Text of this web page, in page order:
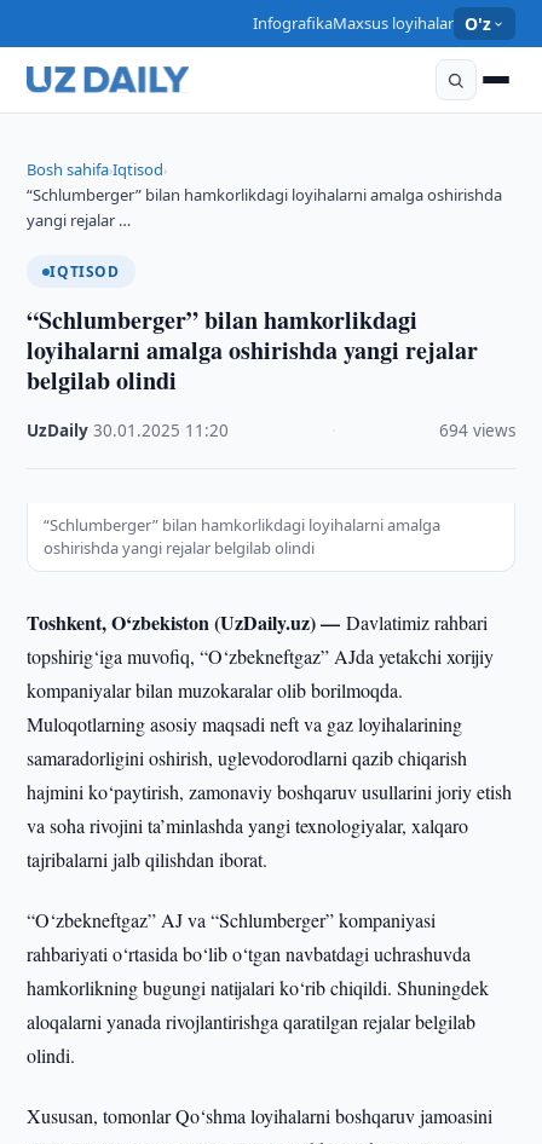
InfografikaMaxsus loyihalar O'z
Bosh sahifa›Iqtisod›
“Schlumberger” bilan hamkorlikdagi loyihalarni amalga oshirishda
yangi rejalar …
IQTISOD
“Schlumberger” bilan hamkorlikdagi
loyihalarni amalga oshirishda yangi rejalar
belgilab olindi
UzDaily ·30.01.2025 11:20 694 views
“Schlumberger” bilan hamkorlikdagi loyihalarni amalga
oshirishda yangi rejalar belgilab olindi
Toshkent, O‘zbekiston (UzDaily.uz) —Davlatimiz rahbari
topshirig‘iga muvofiq, “O‘zbekneftgaz” AJda yetakchi xorijiy
kompaniyalar bilan muzokaralar olib borilmoqda.
Muloqotlarning asosiy maqsadi neft va gaz loyihalarining
samaradorligini oshirish, uglevodorodlarni qazib chiqarish
hajmini ko‘paytirish, zamonaviy boshqaruv usullarini joriy etish
va soha rivojini ta’minlashda yangi texnologiyalar, xalqaro
tajribalarni jalb qilishdan iborat.
“O‘zbekneftgaz” AJ va “Schlumberger” kompaniyasi
rahbariyati o‘rtasida bo‘lib o‘tgan navbatdagi uchrashuvda
hamkorlikning bugungi natijalari ko‘rib chiqildi. Shuningdek
aloqalarni yanada rivojlantirishga qaratilgan rejalar belgilab
olindi.
Xususan, tomonlar Qo‘shma loyihalarni boshqaruv jamoasini